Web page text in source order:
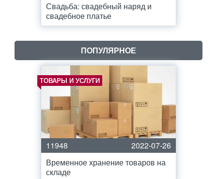
Свадьба: свадебный наряд и
свадебное платье
ПОПУЛЯРНОЕ
ТОВАРЫ И УСЛУГИ
11948
2022-07-26
Временное хранение товаров на
складе